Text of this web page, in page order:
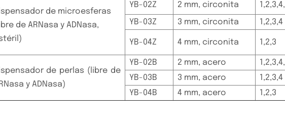
de microesferas
de ARNasa y ADNasa,
YB-02Z 2 mm, circonita
YB-03Z
3 mm, circonita 1,2,3,4
YB-04Z 4 mm, circonita 1,2,3
de perlas (libre de
y ADNasa)
YB-02B 2 mm, acero
YB-03B
3 mm, acero 1,2,3,4
YB-04B
4 mm, acero 1,2,3